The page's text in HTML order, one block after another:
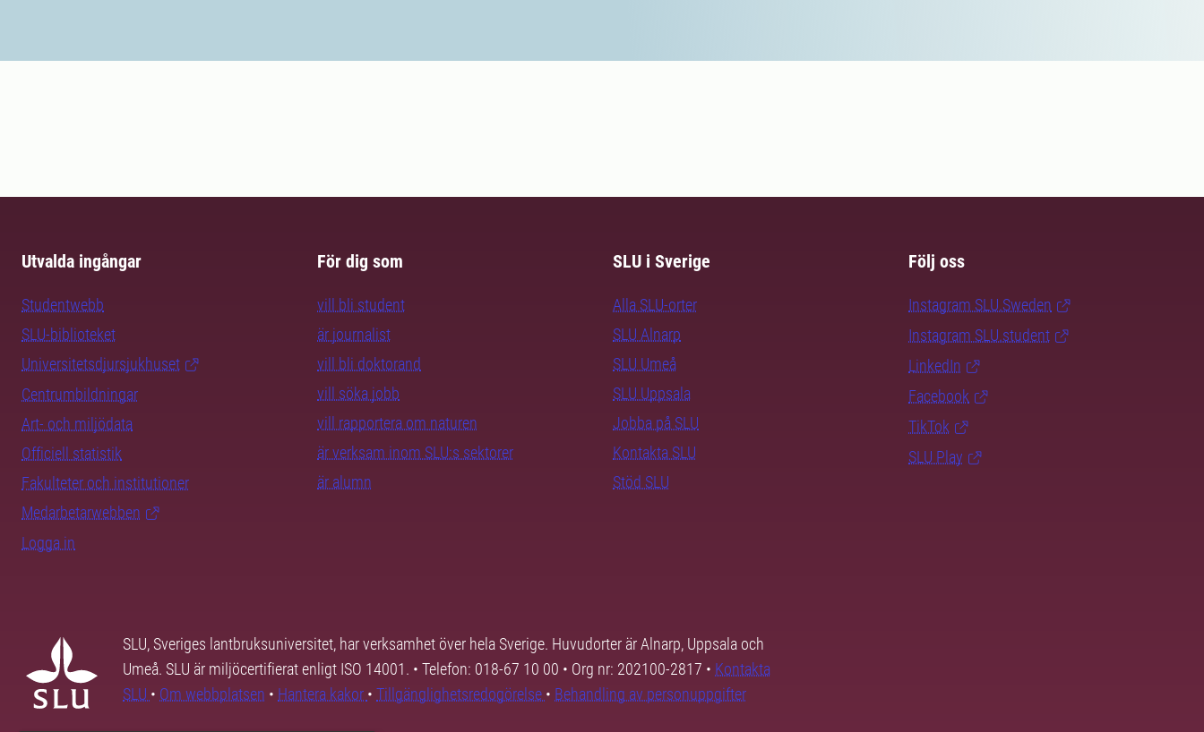
Utvalda ingångar
Studentwebb
SLU-biblioteket
Universitetsdjursjukhuset
Centrumbildningar
Art- och miljödata
Officiell statistik
Fakulteter och institutioner
Medarbetarwebben
Logga in
För dig som
vill bli student
är journalist
vill bli doktorand
vill söka jobb
vill rapportera om naturen
är verksam inom SLU:s sektorer
är alumn
SLU i Sverige
Alla SLU-orter
SLU Alnarp
SLU Umeå
SLU Uppsala
Jobba på SLU
Kontakta SLU
Stöd SLU
Följ oss
Instagram SLU.Sweden
Instagram SLU.student
LinkedIn
Facebook
TikTok
SLU Play
SLU, Sveriges lantbruksuniversitet, har verksamhet över hela Sverige. Huvudorter är Alnarp, Uppsala och
Umeå. SLU är miljöcertifierat enligt ISO 14001. • Telefon: 018-67 10 00 • Org nr: 202100-2817 • Kontakta
SLU • Om webbplatsen • Hantera kakor • Tillgänglighetsredogörelse • Behandling av personuppgifter